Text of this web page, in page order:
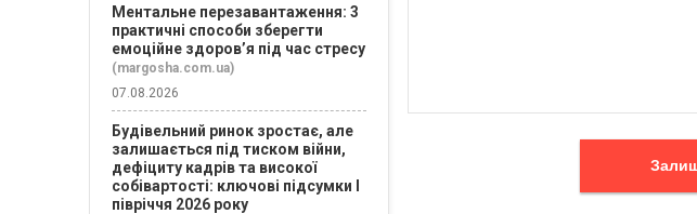
Ментальне перезавантаження: 3
практичні способи зберегти
емоційне здоров’я під час стресу
(margosha.com.ua)
07.08.2026
Будівельний ринок зростає, але
залишається під тиском війни,
дефіциту кадрів та високої
собівартості: ключові підсумки І
півріччя 2026 року